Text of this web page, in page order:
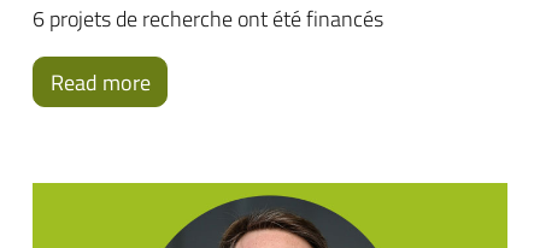
6 projets de recherche ont été financés
Read more